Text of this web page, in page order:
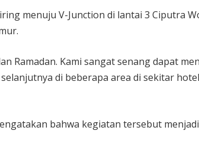
menuju V-Junction di lantai 3 Ciputra
Kami sangat senang dapat
di beberapa area di sekitar
bahwa kegiatan tersebut